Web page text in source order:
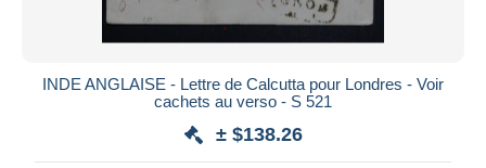
INDE ANGLAISE - Lettre de Calcutta pour Londres - Voir
cachets au verso - S 521
± $138.26